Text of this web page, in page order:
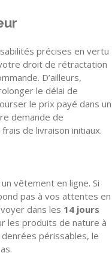
précises en vertu
droit de rétractation
D’ailleurs,
le délai de
le prix payé dans un
demande de
de livraison initiaux.
vêtement en ligne. Si
pas à vos attentes en
dans les 14 jours
les produits de nature à
périssables, le